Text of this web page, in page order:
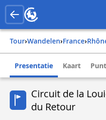
Tour› Wandelen› france›
Presentatie Kaart
Circuit de la
du Retour